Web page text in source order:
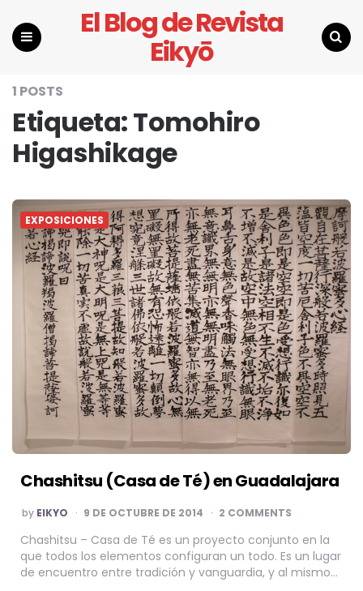
El Blog de Revista
Eikyō
1 POSTS
Etiqueta:Tomohiro
Higashikage
EXPOSICIONES
Chashitsu (Casa de Té) en Guadalajara
POSTED
BY
by EIKYO 9 DE OCTUBRE DE 2014 2 COMMENTS
Chashitsu – Casa de Té es un proyecto conjunto en la
que todos los elementos configuran un todo. Es un lugar
de encuentro entre tradición y vanguardia, y al mismo…